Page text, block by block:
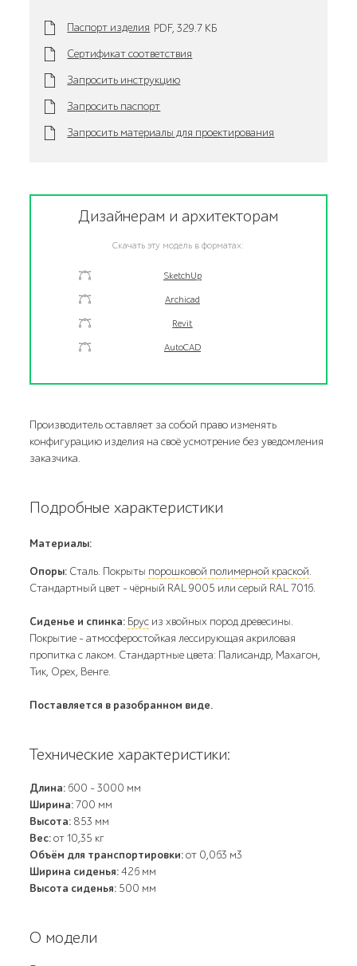
Паспорт изделия PDF, 329.7 KБ
Сертификат соответствия
Запросить инструкцию
Запросить паспорт
Запросить материалы для проектирования
Дизайнерам и архитекторам
Скачать эту модель в форматах:
SketchUp
Archicad
Revit
AutoCAD
Производитель оставляет за собой право изменять
конфигурацию изделия на своё усмотрение без уведомления
заказчика.
Подробные характеристики
Материалы:
Опоры: Сталь. Покрыты порошковой полимерной краской.
Стандартный цвет – чёрный RAL 9005 или серый RAL 7016.
Сиденье и спинка: Брус из хвойных пород древесины.
Покрытие - атмосферостойкая лессирующая акриловая
пропитка с лаком. Стандартные цвета: Палисандр, Махагон,
Тик, Орех, Венге.
Поставляется в разобранном виде.
Технические характеристики:
Длина: 600 - 3000 мм
Ширина:700 мм
Высота: 853 мм
Вес:от 10,35 кг
Объём для транспортировки:от 0,063 м3
Ширина сиденья:426 мм
Высота сиденья: 500 мм
О модели